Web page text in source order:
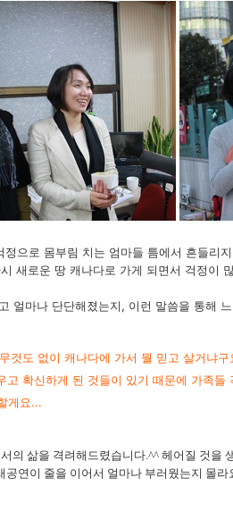
으로 몸부림 치는 엄마들 틈에서 흔들리
새로운 땅 캐나다로 가게 되면서 걱정이
얼마나 단단해졌는지, 이런 말씀을 통해
것도 없이 캐나다에 가서 뭘 믿고 살거냐
확신하게 된 것들이 있기 때문에 가족
게요...
의 삶을 격려해드렸습니다.^^ 헤어질 것을
연이 줄을 이어서 얼마나 부러웠는지 몰